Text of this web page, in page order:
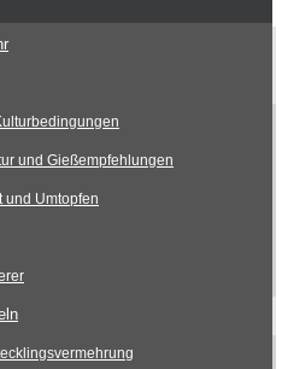
und Gießempfehlungen
und Umtopfen